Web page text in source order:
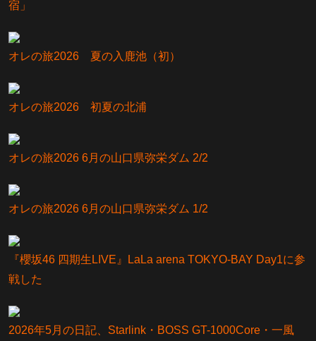
宿」
オレの旅2026 夏の入鹿池（初）
オレの旅2026 初夏の北浦
オレの旅2026 6月の山口県弥栄ダム 2/2
オレの旅2026 6月の山口県弥栄ダム 1/2
『櫻坂46 四期生LIVE』LaLa arena TOKYO-BAY Day1に参
戦した
2026年5月の日記、Starlink・BOSS GT-1000Core・一風